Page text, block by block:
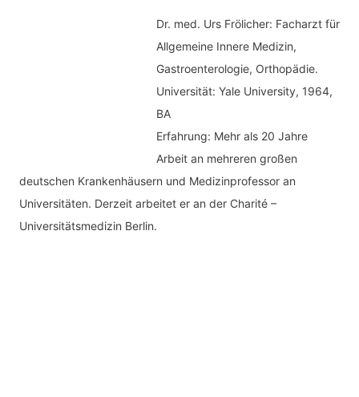
Dr. med. Urs Frölicher: Facharzt für
Allgemeine Innere Medizin,
Gastroenterologie, Orthopädie.
Universität: Yale University, 1964,
BA
Erfahrung: Mehr als 20 Jahre
Arbeit an mehreren großen
deutschen Krankenhäusern und Medizinprofessor an
Universitäten. Derzeit arbeitet er an der Charité –
Universitätsmedizin Berlin.